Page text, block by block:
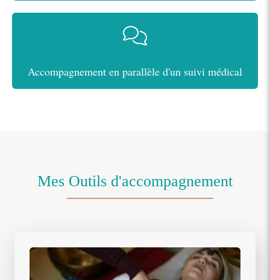
Accompagnement en parallèle d'un suivi médical
Mes Outils d'accompagnement